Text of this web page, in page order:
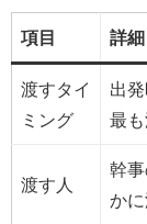
項目 詳細
渡すタイ
ミング
出
最も
渡す人
幹
かに